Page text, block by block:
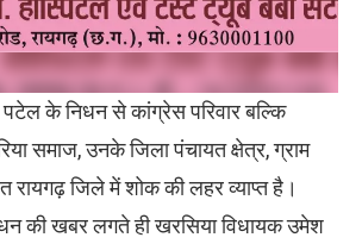
निधन से कांग्रेस परिवार बल्कि
समाज, उनके जिला पंचायत क्षेत्र, ग्राम
रायगढ़ जिले में शोक की लहर व्याप्त है।
की खबर लगते ही खरसिया विधायक उमेश